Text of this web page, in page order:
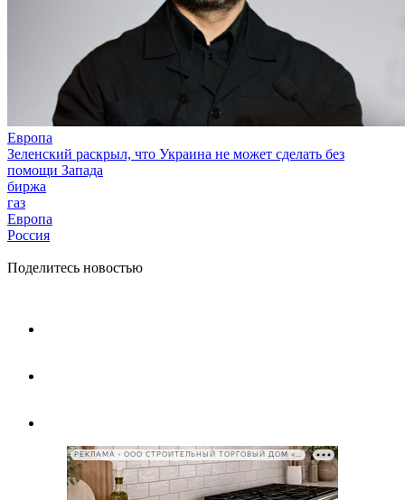
Европа
Зеленский раскрыл, что Украина не может сделать без
помощи Запада
биржа
газ
Европа
Россия
Поделитесь новостью
РЕКЛАМА • ООО СТРОИТЕЛЬНЫЙ ТОРГОВЫЙ ДОМ «ПЕТРОВИЧ», ИНН 7802348846